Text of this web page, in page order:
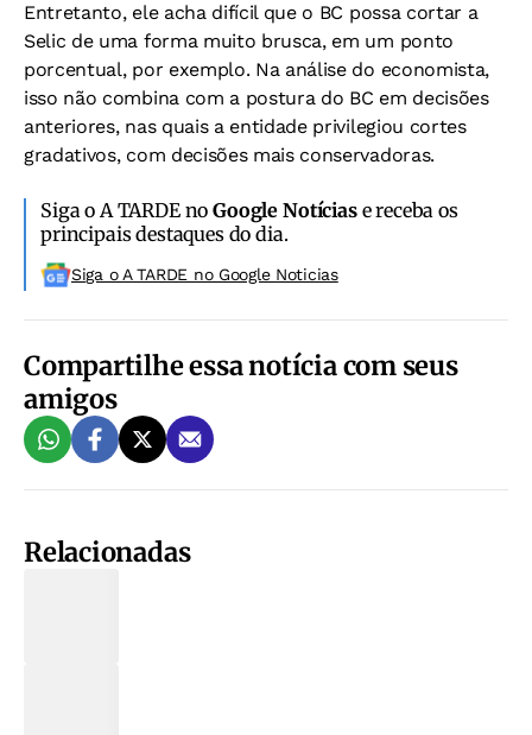
Entretanto, ele acha difícil que o BC possa cortar a
Selic de uma forma muito brusca, em um ponto
porcentual, por exemplo. Na análise do economista,
isso não combina com a postura do BC em decisões
anteriores, nas quais a entidade privilegiou cortes
gradativos, com decisões mais conservadoras.
Siga o A TARDE noGoogle Notíciase receba os
principais destaques do dia.
Siga o A TARDE no Google Noticias
Compartilhe essa notícia com seus
amigos
Relacionadas